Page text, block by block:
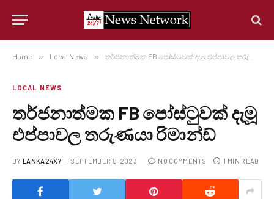
Home » Local News » තර්ජනාත්මක FB පෝස්ටුවක් දැමූ එප්පාවල තරුණයා රිමාන්ඩ්
LOCAL NEWS
තර්ජනාත්මක FB පෝස්ටුවක් දැමූ
එප්පාවල තරුණයා රිමාන්ඩ්
BY LANKA24X7 SEPTEMBER 5, 2023 NO COMMENTS 1 MIN READ